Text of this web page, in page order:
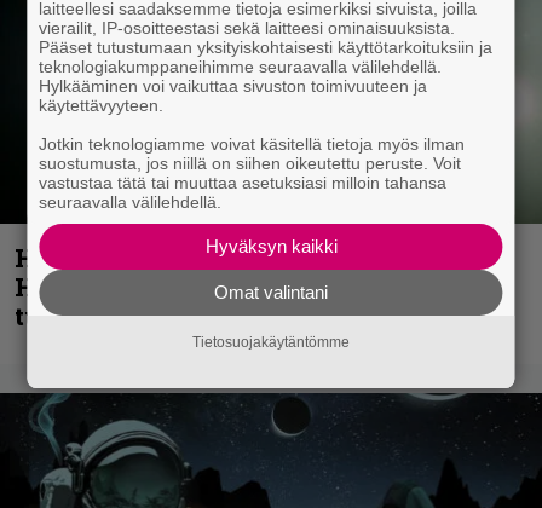
Helloween- ja Gamma Ray -mies Kai
Hansen julkaisi uuden maistiaisen
tulevalta soololevyltä
laitteellesi saadaksemme tietoja esimerkiksi sivuista, joilla
vierailit, IP-osoitteestasi sekä laitteesi ominaisuuksista.
Pääset tutustumaan yksityiskohtaisesti käyttötarkoituksiin ja
teknologiakumppaneihimme seuraavalla välilehdellä.
Hylkääminen voi vaikuttaa sivuston toimivuuteen ja
käytettävyyteen.
Jotkin teknologiamme voivat käsitellä tietoja myös ilman
suostumusta, jos niillä on siihen oikeutettu peruste. Voit
vastustaa tätä tai muuttaa asetuksiasi milloin tahansa
seuraavalla välilehdellä.
Hyväksyn kaikki
Omat valintani
Tietosuojakäytäntömme